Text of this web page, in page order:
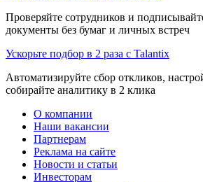
Проверяйте сотрудников и
документы без бумаг и личных встреч
Ускорьте подбор в 2 раза с Talantix
Автоматизируйте сбор откликов,
собирайте аналитику в 2 клика
О компании
Наши вакансии
Партнерам
Реклама на сайте
Новости и статьи
Инвесторам